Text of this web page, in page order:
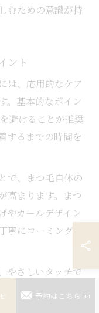
むための意識が持
ント
は、応用的なケア
。基本的なポイン
避けることが推奨
するまでの時間を
で、まつ毛自体の
高まります。まつ
やカールデザイン
にコーミングす
やさしいタッチで
毎日の小さな積み
予約はこちら